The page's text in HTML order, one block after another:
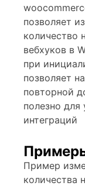
позволяет
количество
вебхуков в
при
позволяет
повторной
полезно для
интеграций
Пример
количества